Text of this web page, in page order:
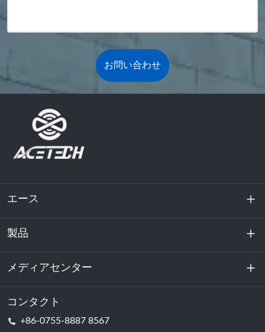
お問い合わせ
エース
私たちに関しては
持続可能性
製品
エネルギー貯蔵
データセンターおよびサーバー室
メディアセンター
ニュース
コンタクト
+86-0755-8887 8567